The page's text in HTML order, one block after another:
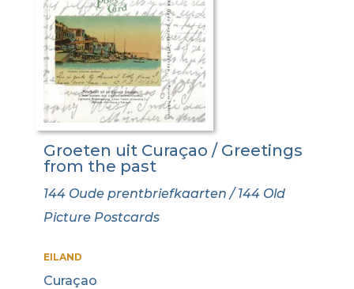
Groeten uit Curaçao / Greetings
from the past
144 Oude prentbriefkaarten / 144 Old
Picture Postcards
EILAND
Curaçao